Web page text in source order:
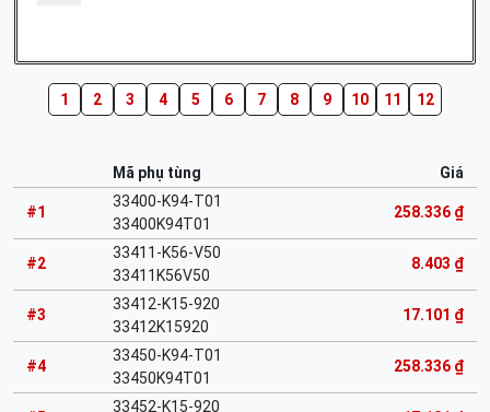
1 2 3 4 5 6 7 8 9 10 11 12
Mã phụ tùng Giá
#1
33400-K94-T01
33400K94T01
258.336 ₫
#2
33411-K56-V50
33411K56V50
8.403 ₫
#3
33412-K15-920
33412K15920
17.101 ₫
#4
33450-K94-T01
33450K94T01
258.336 ₫
33452-K15-920